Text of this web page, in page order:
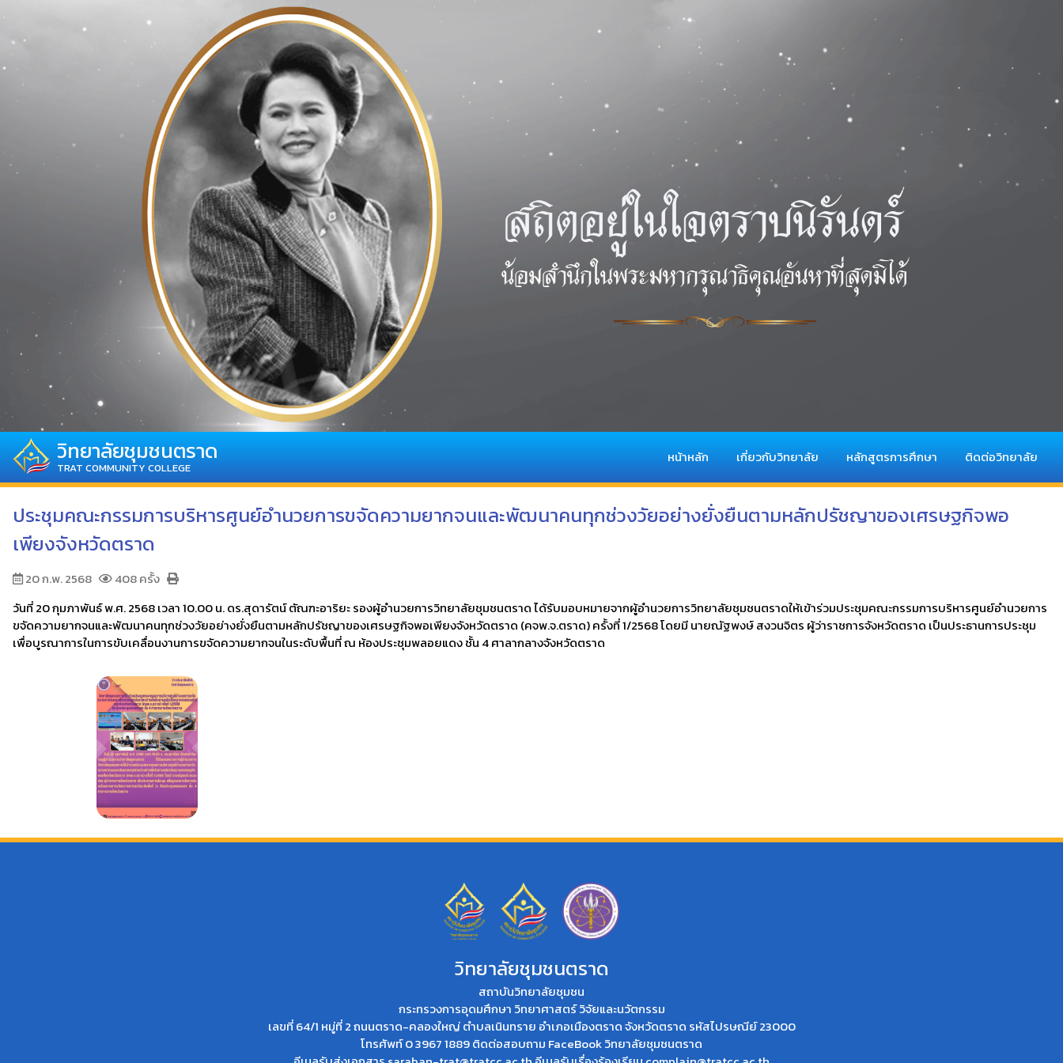
วิทยาลัยชุมชนตราด
TRAT COMMUNITY COLLEGE
หน้าหลัก เกี่ยวกับวิทยาลัย หลักสูตรการศึกษา ติดต่อวิทยาลัย
ประชุมคณะกรรมการบริหารศูนย์อำนวยการขจัดความยากจนและพัฒนาคนทุกช่วงวัยอย่างยั่งยืนตามหลักปรัชญาของเศรษฐกิจพอ
เพียงจังหวัดตราด
20 ก.พ. 2568
408 ครั้ง
วันที่ 20 กุมภาพันธ์ พ.ศ. 2568 เวลา 10.00 น. ดร.สุดารัตน์ ตัณฑะอาริยะ รองผู้อำนวยการวิทยาลัยชุมชนตราด ได้รับมอบหมายจากผู้อำนวยการวิทยาลัยชุมชนตราดให้เข้าร่วมประชุมคณะกรรมการบริหารศูนย์อำนวยการ
ขจัดความยากจนและพัฒนาคนทุกช่วงวัยอย่างยั่งยืนตามหลักปรัชญาของเศรษฐกิจพอเพียงจังหวัดตราด (คจพ.จ.ตราด) ครั้งที่ 1/2568 โดยมี นายณัฐพงษ์ สงวนจิตร ผู้ว่าราชการจังหวัดตราด เป็นประธานการประชุม
เพื่อบูรณาการในการขับเคลื่อนงานการขจัดความยากจนในระดับพื้นที่ ณ ห้องประชุมพลอยแดง ชั้น 4 ศาลากลางจังหวัดตราด
วิทยาลัยชุมชนตราด
สถาบันวิทยาลัยชุมชน
กระทรวงการอุดมศึกษา วิทยาศาสตร์ วิจัยและนวัตกรรม
เลขที่ 64/1 หมู่ที่ 2 ถนนตราด-คลองใหญ่ ตำบลเนินทราย อำเภอเมืองตราด จังหวัดตราด รหัสไปรษณีย์ 23000
โทรศัพท์ 0 3967 1889 ติดต่อสอบถาม FaceBook วิทยาลัยชุมชนตราด